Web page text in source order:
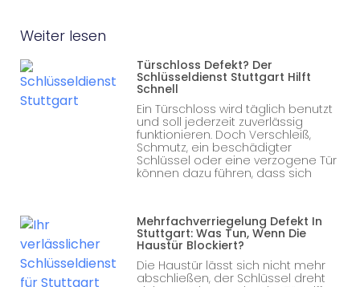
Weiter lesen
Türschloss Defekt? Der
Schlüsseldienst Stuttgart Hilft
Schnell
Ein Türschloss wird täglich benutzt
und soll jederzeit zuverlässig
funktionieren. Doch Verschleiß,
Schmutz, ein beschädigter
Schlüssel oder eine verzogene Tür
können dazu führen, dass sich
Mehrfachverriegelung Defekt In
Stuttgart: Was Tun, Wenn Die
Haustür Blockiert?
Die Haustür lässt sich nicht mehr
abschließen, der Schlüssel dreht